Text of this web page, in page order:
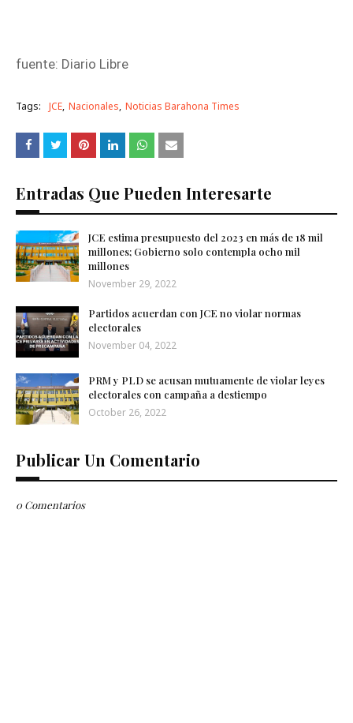
fuente: Diario Libre
Tags: JCE Nacionales Noticias Barahona Times
Entradas Que Pueden Interesarte
JCE estima presupuesto del 2023 en más de 18 mil
millones; Gobierno solo contempla ocho mil
millones
November 29, 2022
Partidos acuerdan con JCE no violar normas
electorales
November 04, 2022
PRM y PLD se acusan mutuamente de violar leyes
electorales con campaña a destiempo
October 26, 2022
Publicar Un Comentario
0 Comentarios